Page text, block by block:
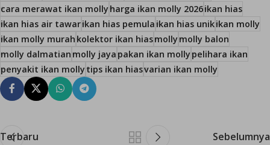
cara merawat ikan mollyharga ikan molly 2026ikan hias
ikan hias air tawarikan hias pemula ikan hias unikikan molly
ikan molly murah kolektor ikan hiasmollymolly balon
molly dalmatian molly jaya pakan ikan mollypelihara ikan
penyakit ikan mollytips ikan hiasvarian ikan molly
Terbaru Sebelumnya